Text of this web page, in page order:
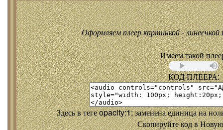
Оформляем плеер картинкой - линеечкой
Имеем такой
КОД ПЛЕЕРА:
Здесь в теге opacity:1; заменена единица на
Скопируйте код в